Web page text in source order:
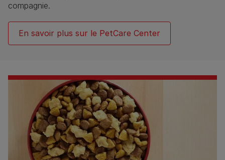
compagnie.​
En savoir plus sur le PetCare Center